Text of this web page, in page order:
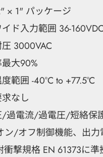
× 1" パッケージ
ド入力範囲 36-160VDC
3000VAC
大90%
範囲 -40°C to +77.5°C
なし
/過電流/過電圧/短絡保
ン/オフ制御機能、出
衝撃規格 EN 61373に準